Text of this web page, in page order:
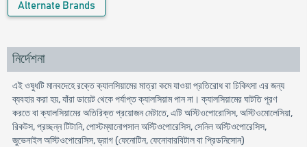
Alternate Brands
নির্দেশনা
এই ওষুধটি মানবদেহে রক্তে ক্যালসিয়ামের মাত্রা কমে যাওয়া প্রতিরোধ বা চিকিৎসা এর জন্য
ব্যবহার করা হয়, যাঁরা ডায়েট থেকে পর্যাপ্ত ক্যালসিয়াম পান না। ক্যালসিয়ামের ঘাটতি পূরণ
করতে বা ক্যালসিয়ামের অতিরিক্ত প্রয়োজন মেটাতে, এটি অস্টিওপোরোসিস, অস্টিওমোলেসিয়া,
রিকটস, প্রচ্ছন্ন টিটানি, পোস্টম্যানোপসাল অস্টিওপোরেসিস, সেনিল অস্টিওপোরেসিস,
জুভেনাইল অস্টিওপোরেসিস, ড্রাগ (ফেনোটিন, ফেনোবারবিটাল বা প্রিডনিসোন)